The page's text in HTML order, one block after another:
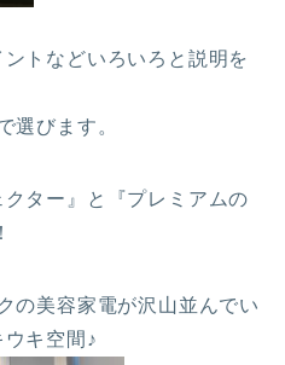
トなどいろいろと説明を
選びます。
ター』と『プレミアムの
の美容家電が沢山並んでい
キ空間♪